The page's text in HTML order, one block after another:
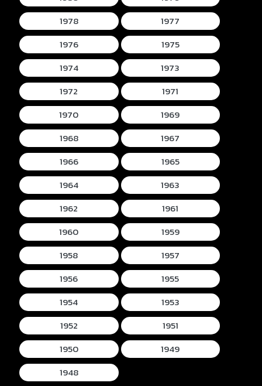
1978
1977
1976
1975
1974
1973
1972
1971
1970
1969
1968
1967
1966
1965
1964
1963
1962
1961
1960
1959
1958
1957
1956
1955
1954
1953
1952
1951
1950
1949
1948